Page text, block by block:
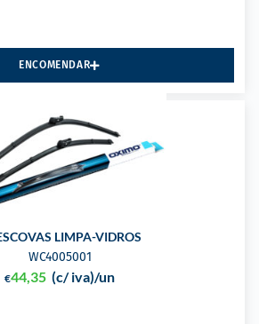
ENCOMENDAR
LIMPA-VIDROS
WC4005001
€44,35 (c/ iva)/un